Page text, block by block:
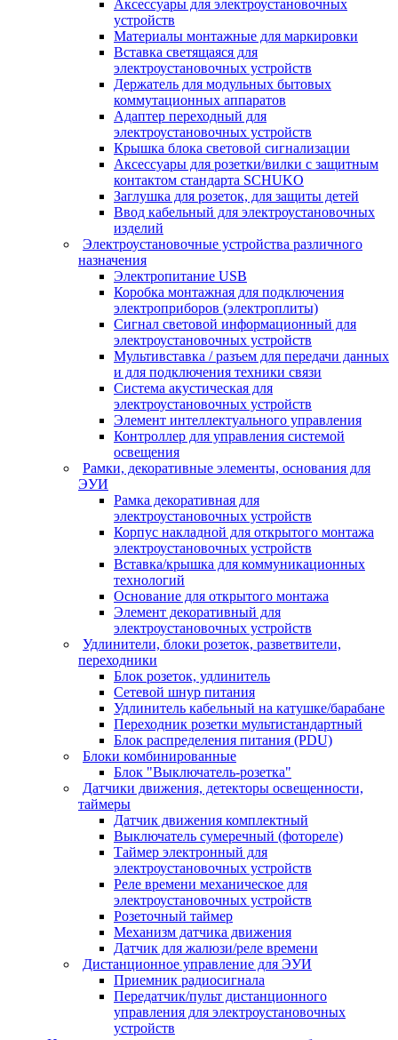
Аксессуары для электроустановочных
устройств
Материалы монтажные для маркировки
Вставка светящаяся для
электроустановочных устройств
Держатель для модульных бытовых
коммутационных аппаратов
Адаптер переходный для
электроустановочных устройств
Крышка блока световой сигнализации
Аксессуары для розетки/вилки с защитным
контактом стандарта SCHUKO
Заглушка для розеток, для защиты детей
Ввод кабельный для электроустановочных
изделий
Электроустановочные устройства различного
назначения
Электропитание USB
Коробка монтажная для подключения
электроприборов (электроплиты)
Сигнал световой информационный для
электроустановочных устройств
Мультивставка / разъем для передачи данных
и для подключения техники связи
Система акустическая для
электроустановочных устройств
Элемент интеллектуального управления
Контроллер для управления системой
освещения
Рамки, декоративные элементы, основания для
ЭУИ
Рамка декоративная для
электроустановочных устройств
Корпус накладной для открытого монтажа
электроустановочных устройств
Вставка/крышка для коммуникационных
технологий
Основание для открытого монтажа
Элемент декоративный для
электроустановочных устройств
Удлинители, блоки розеток, разветвители,
переходники
Блок розеток, удлинитель
Сетевой шнур питания
Удлинитель кабельный на катушке/барабане
Переходник розетки мультистандартный
Блок распределения питания (PDU)
Блоки комбинированные
Блок "Выключатель-розетка"
Датчики движения, детекторы освещенности,
таймеры
Датчик движения комплектный
Выключатель сумеречный (фотореле)
Таймер электронный для
электроустановочных устройств
Реле времени механическое для
электроустановочных устройств
Розеточный таймер
Механизм датчика движения
Датчик для жалюзи/реле времени
Дистанционное управление для ЭУИ
Приемник радиосигнала
Передатчик/пульт дистанционного
управления для электроустановочных
устройств